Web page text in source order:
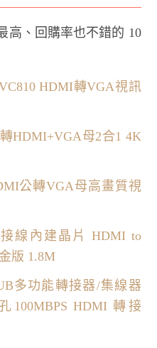
高、回購率也不錯的 10
HDMI轉VGA視訊
HDMI+VGA母2合1 4K
公轉VGA母高畫質視
線內建晶片 HDMI to
版 1.8M
多功能轉接器/集線器
100MBPS HDMI 轉接